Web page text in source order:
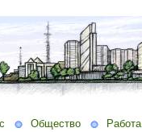
Общество Работа